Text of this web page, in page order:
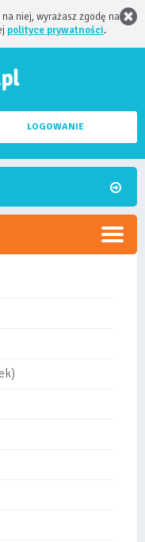
niej, wyrażasz zgodę na
polityce prywatności.
LOGOWANIE